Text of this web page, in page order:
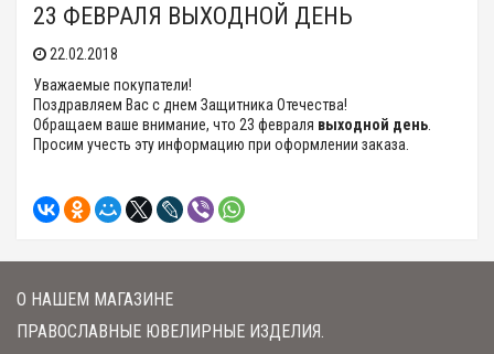
23 ФЕВРАЛЯ ВЫХОДНОЙ ДЕНЬ
22.02.2018
Уважаемые покупатели!
Поздравляем Вас с днем Защитника Отечества!
Обращаем ваше внимание, что 23 февраля выходной день
Просим учесть эту информацию при оформлении заказа.
О НАШЕМ МАГАЗИНЕ
ПРАВОСЛАВНЫЕ ЮВЕЛИРНЫЕ ИЗДЕЛИЯ.